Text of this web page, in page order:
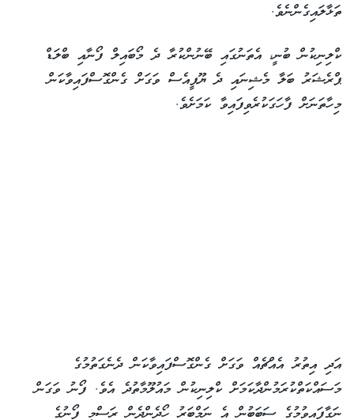
ތަޅާލައިގެންނެވެ.
ކްލިނިކުން ބުނީ، އެތަނުގައި ބޭނުންކުރާ ދެ މޯބައިލް ފޯނާއި ބްލަޑް
ޕްރެޝަރު ބަލާ މެޝިނައި ދެ ޔޫޕީއެސް ވަގަށް ގެންގޮސްފައިވާކަން
މިހާތަނަށް ފާހަގަކުރެވިފައިވާ ކަމަށެވެ.
އަދި އިތުރު އެއްޗެއް ވަގަށް ގެންގޮސްފައިވާކަން ދެނެގަތުމުގެ
މަސައްކަތްކުރަމުންދާކަމަށް ކްލިނިކުން މައުލޫމާތުދެ އެވެ. ފޯނު ވަގަން
ނަގާފައިވުމުގެ ސަބަބުން އެ ނަމްބަރު ހޯދެންދެން ރަސްމީ ފޯނުގެ